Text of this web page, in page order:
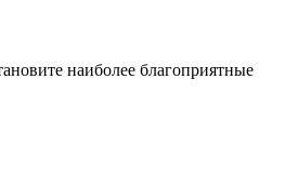
наиболее благоприятные